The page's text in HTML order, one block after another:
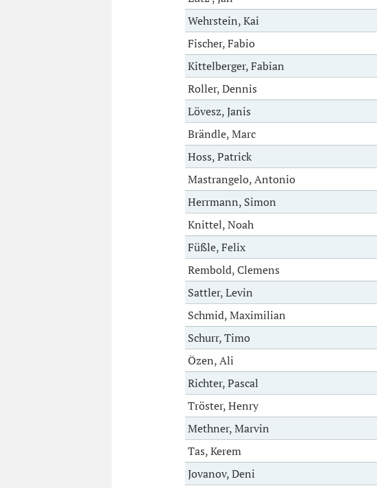
Wehrstein, Kai
Fischer, Fabio
Kittelberger, Fabian
Roller, Dennis
Lövesz, Janis
Brändle, Marc
Hoss, Patrick
Mastrangelo, Antonio
Herrmann, Simon
Knittel, Noah
Füßle, Felix
Rembold, Clemens
Sattler, Levin
Schmid, Maximilian
Schurr, Timo
Özen, Ali
Richter, Pascal
Tröster, Henry
Methner, Marvin
Tas, Kerem
Jovanov, Deni